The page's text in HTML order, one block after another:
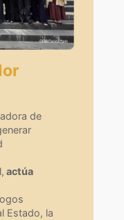
de
actúa
Estado, la